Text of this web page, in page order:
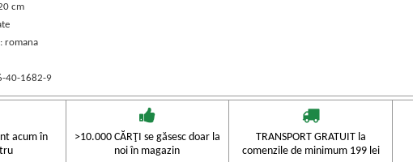
cm
romana
40-1682-9
acum în
>10.000 CĂRŢI se găsesc doar la
noi în magazin
TRANSPORT GRATUIT la
comenzile de minimum 199 lei